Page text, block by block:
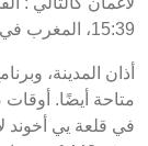
15:39، المغرب في 18:45، والعشاء في 20:13.
أذان المدينة،
متاحة أيضًا. أوقات